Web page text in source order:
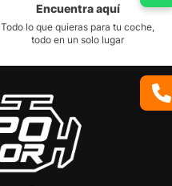
Encuentra aquí
Todo lo que quieras para tu coche,
todo en un solo lugar